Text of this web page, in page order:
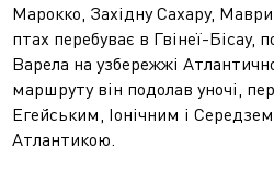
Марокко, Західну Сахару,
птах перебуває в Гвінеї-Бісау,
Варела на узбережжі
маршруту він подолав уночі,
Егейським, Іонічним і
Атлантикою.